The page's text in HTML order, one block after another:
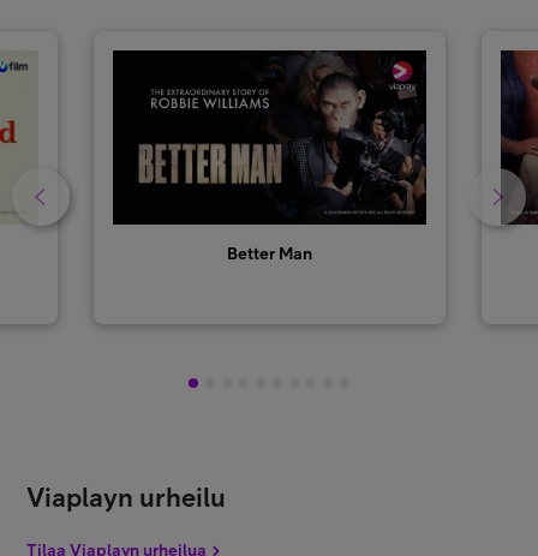
Better Man
1
Viaplayn urheilu
Tilaa Viaplayn urheilua